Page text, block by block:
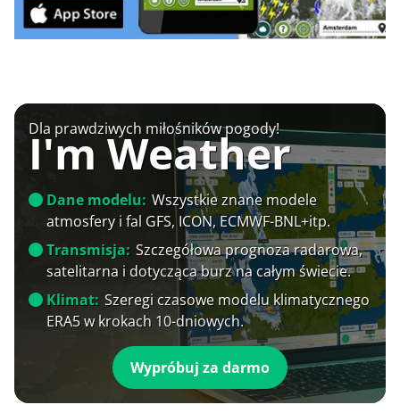
Dla prawdziwych miłośników pogody!
I'm Weather
Dane modelu: Wszystkie znane modele
atmosfery i fal GFS, ICON, ECMWF-BNL+itp.
Transmisja: Szczegółowa prognoza radarowa,
satelitarna i dotycząca burz na całym świecie.
Klimat: Szeregi czasowe modelu klimatycznego
ERA5 w krokach 10-dniowych.
Wypróbuj za darmo